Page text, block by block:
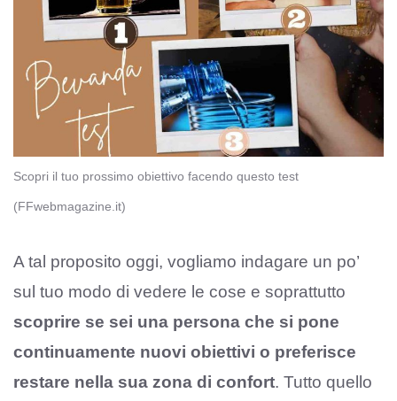
Scopri il tuo prossimo obiettivo facendo questo test
(FFwebmagazine.it)
A tal proposito oggi, vogliamo indagare un po’
sul tuo modo di vedere le cose e soprattutto
scoprire se sei una persona che si pone
continuamente nuovi obiettivi o preferisce
restare nella sua zona di confort. Tutto quello